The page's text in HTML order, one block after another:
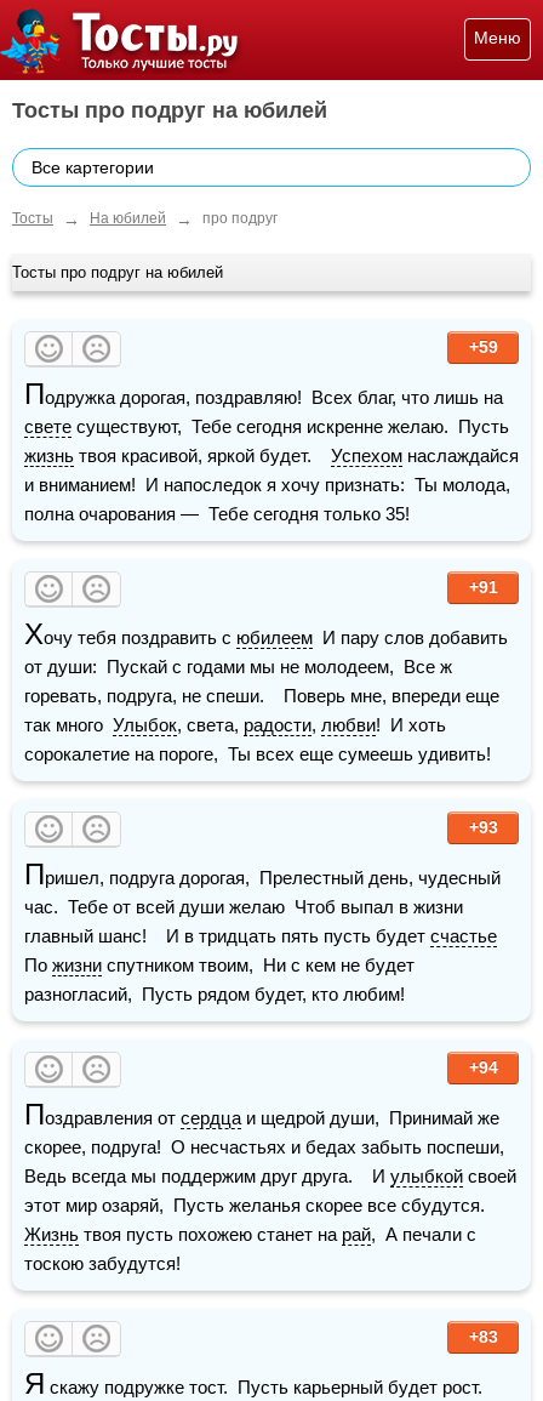
Меню
Тосты про подруг на юбилей
Все картегории
Тосты → На юбилей → про подруг
Тосты про подруг на юбилей
+59
П
свете
жизнь твоя красивой, яркой будет. Успехом наслаждайся
и вниманием!  И напоследок я хочу признать:  Ты молода,
полна очарования —  Тебе сегодня только 35!
+91
Хочу тебя поздравить с юбилеем
  И пару слов добавить
от души:  Пускай с годами мы не молодеем,  Все ж
горевать, подруга, не спеши.    Поверь мне, впереди еще
так много Улыбок, света, радости, любви!  И хоть
сорокалетие на пороге,  Ты всех еще сумеешь удивить!
+93
Пришел, подруга дорогая,  Прелестный день, чудесный
час.  Тебе от всей души желаю  Чтоб выпал в жизни
главный шанс!    И в тридцать пять пусть будет счастье
По жизни спутником твоим,  Ни с кем не будет
разногласий,  Пусть рядом будет, кто любим!
+94
Поздравления от сердца и щедрой души,  Принимай же
скорее, подруга!  О несчастьях и бедах забыть поспеши,
Ведь всегда мы поддержим друг друга.    И улыбкой своей
Жизнь твоя пусть похожею станет на рай,  А печали с
тоскою забудутся!
+83
Я скажу подружке тост.  Пусть карьерный будет рост.